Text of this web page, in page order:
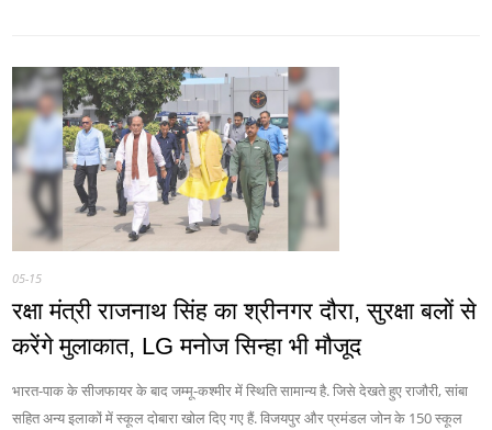
05-15
रक्षा मंत्री राजनाथ सिंह का श्रीनगर दौरा, सुरक्षा बलों से
करेंगे मुलाकात, LG मनोज सिन्हा भी मौजूद
भारत-पाक के सीजफायर के बाद जम्मू-कश्मीर में स्थिति सामान्य है. जिसे देखते हुए राजौरी, सांबा
सहित अन्य इलाकों में स्कूल दोबारा खोल दिए गए हैं. विजयपुर और प्रमंडल जोन के 150 स्कूल